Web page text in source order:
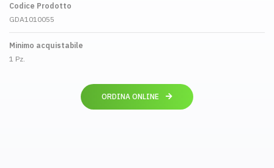
Codice Prodotto
GDA1010055
Minimo acquistabile
1 Pz.
ORDINA ONLINE